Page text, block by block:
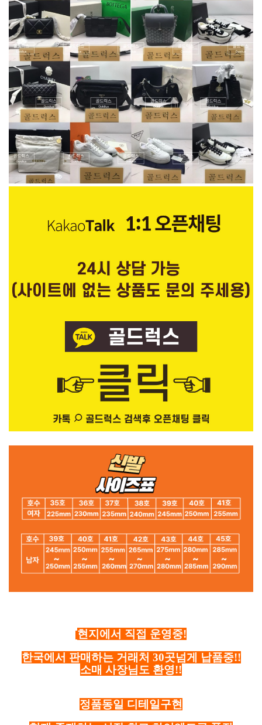
현지에서 직접 운영중!
한국에서 판매하는 거래처 30곳넘게 납품중!!
소매 사장님도 환영!!
정품동일 디테일구현